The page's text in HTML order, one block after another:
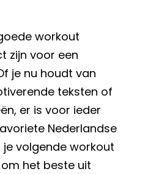
workout
zijn voor een
je nu houdt van
teksten of
er is voor ieder
Nederlandse
volgende workout
het beste uit